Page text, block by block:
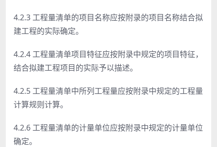
4.2.3 工程量清单的项目名称应按附录的项目名称结合拟
建工程的实际确定。
4.2.4 工程量清单项目特征应按附录中规定的项目特征，
结合拟建工程项目的实际予以描述。
4.2.5 工程量清单中所列工程量应按附录中规定的工程量
计算规则计算。
4.2.6 工程量清单的计量单位应按附录中规定的计量单位
确定。